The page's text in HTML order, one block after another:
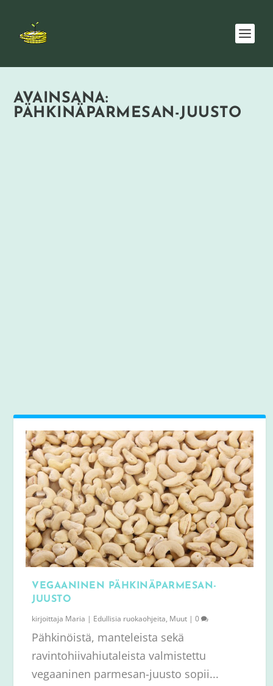
AVAINSANA:
PÄHKINÄPARMESAN-JUUSTO
VEGAANINEN PÄHKINÄPARMESAN-
JUUSTO
kirjoittaja Maria | Edullisia ruokaohjeita, Muut |0
Pähkinöistä, manteleista sekä
ravintohiivahiutaleista valmistettu
vegaaninen parmesan-juusto sopii...